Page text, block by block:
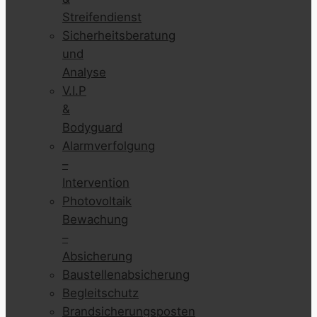
Streifendienst
Sicherheitsberatung
und
Analyse
V.I.P
&
Bodyguard
Alarmverfolgung
–
Intervention
Photovoltaik
Bewachung
–
Absicherung
Baustellenabsicherung
Begleitschutz
Brandsicherungsposten